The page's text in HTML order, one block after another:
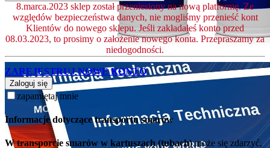
8.marca.2023 sklep został przeniesiony na nową platformę. Ze
względów bezpieczeństwa danych, nie mogliśmy przenieść kont
Klientów do nowego sklepu. Jeśli zakładałeś konto przed
08.03.2023, to prosimy o założenie nowego konta. Przepraszamy za
niedogodności.
ZAREJESTRUJ NOWE KONTO
Zaloguj się
zapamiętaj mnie
Informacje dotyczące transportu smarów
W transporcie smarów w kartuszach (tubach)może się zdarzyć,